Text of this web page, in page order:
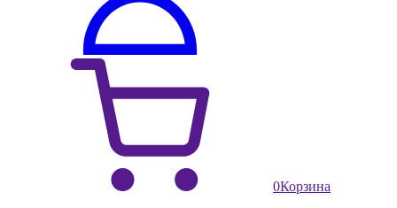
0Корзина